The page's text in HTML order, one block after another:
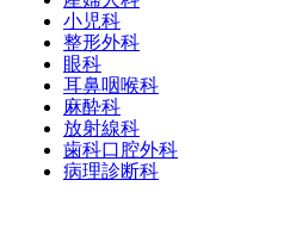
小児科
整形外科
眼科
耳鼻咽喉科
麻酔科
放射線科
歯科口腔外科
病理診断科